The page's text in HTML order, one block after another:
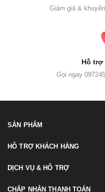
Giảm giá &
Hỗ trợ
Gọi ngay
SẢN PHẨM
HỖ TRỢ KHÁCH HÀNG
DỊCH VỤ & HỖ TRỢ
CHẤP NHẬN THANH TOÁN